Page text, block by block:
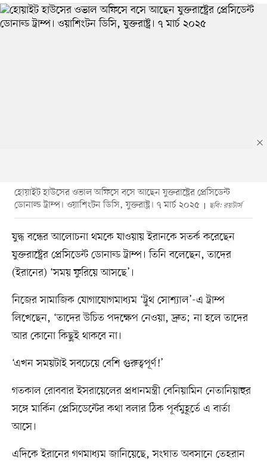
হোয়াইট হাউসের ওভাল অফিসে বসে আছেন যুক্তরাষ্ট্রের প্রেসিডেন্ট
ডোনাল্ড ট্রাম্প। ওয়াশিংটন ডিসি, যুক্তরাষ্ট্র। ৭ মার্চ ২০২৫
ছবি: রয়টার্স
যুদ্ধ বন্ধের আলোচনা থমকে যাওয়ায় ইরানকে সতর্ক করেছেন
যুক্তরাষ্ট্রের প্রেসিডেন্ট ডোনাল্ড ট্রাম্প। তিনি বলেছেন, তাদের
(ইরানের) ‘সময় ফুরিয়ে আসছে’।
নিজের সামাজিক যোগাযোগমাধ্যম ‘ট্রুথ সোশ্যাল’-এ ট্রাম্প
লিখেছেন, ‘তাদের উচিত পদক্ষেপ নেওয়া, দ্রুত; না হলে তাদের
আর কোনো কিছু্ই থাকবে না।
‘এখন সময়টাই সবচেয়ে বেশি গুরুত্বপূর্ণ!’
গতকাল রোববার ইসরায়েলের প্রধানমন্ত্রী বেনিয়ামিন নেতানিয়াহুর
সঙ্গে মার্কিন প্রেসিডেন্টের কথা বলার ঠিক পূর্বমুহূর্তে এ বার্তা
আসে।
এদিকে ইরানের গণমাধ্যম জানিয়েছে, সংঘাত অবসানে তেহরান